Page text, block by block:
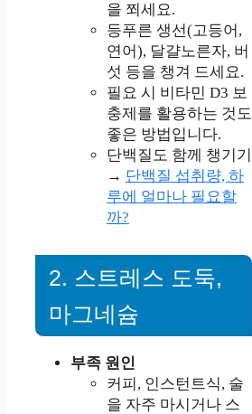
을 쬐세요.
등푸른 생선(고등어,
연어), 달걀노른자, 버
섯 등을 챙겨 드세요.
필요 시 비타민 D3 보
충제를 활용하는 것도
좋은 방법입니다.
단백질도 함께 챙기기
→ 단백질 섭취량, 하
루에 얼마나 필요할
까?
2. 스트레스 도둑,
마그네슘
부족 원인
커피, 인스턴트식, 술
을 자주 마시거나 스